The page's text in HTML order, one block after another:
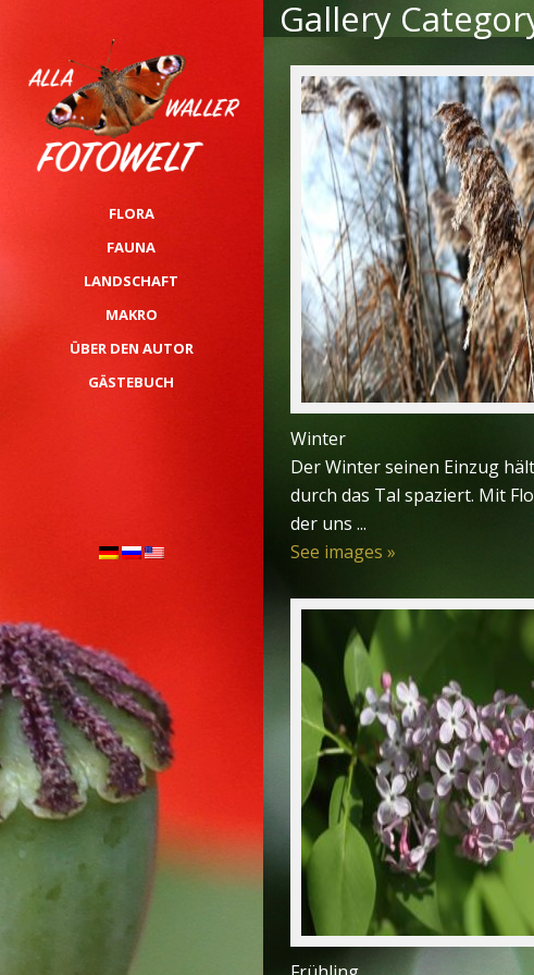
FLORA
FAUNA
LANDSCHAFT
MAKRO
ÜBER DEN AUTOR
GÄSTEBUCH
Gallery
Winter
Der Winter seinen Einzug
durch das Tal spaziert. Mit
der uns ...
See images »